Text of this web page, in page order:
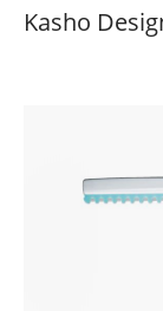
Kasho